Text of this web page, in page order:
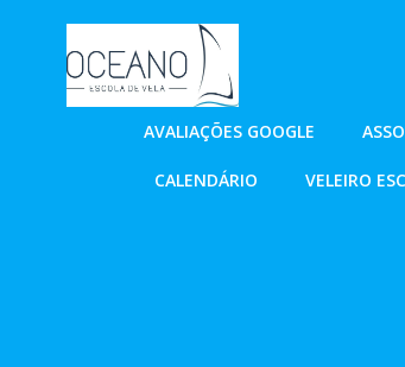
AVALIAÇÕES GOOGLE
CALENDÁRIO VELEIRO